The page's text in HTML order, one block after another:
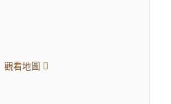
觀看地圖